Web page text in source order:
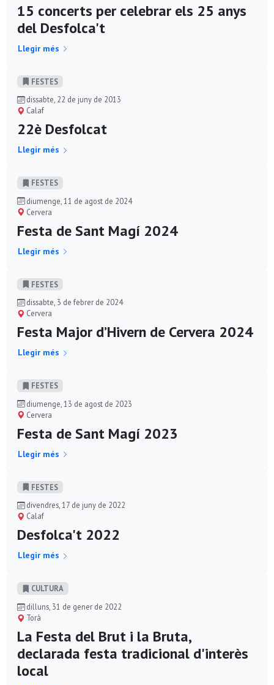
15 concerts per celebrar els 25 anys
del Desfolca't
Llegir més
FESTES
dissabte, 22 de juny de 2013
Calaf
22è Desfolcat
Llegir més
FESTES
diumenge, 11 de agost de 2024
Cervera
Festa de Sant Magí 2024
Llegir més
FESTES
dissabte, 3 de febrer de 2024
Cervera
Festa Major d’Hivern de Cervera 2024
Llegir més
FESTES
diumenge, 13 de agost de 2023
Cervera
Festa de Sant Magí 2023
Llegir més
FESTES
divendres, 17 de juny de 2022
Calaf
Desfolca't 2022
Llegir més
CULTURA
dilluns, 31 de gener de 2022
Torà
La Festa del Brut i la Bruta,
declarada festa tradicional d'interès
local